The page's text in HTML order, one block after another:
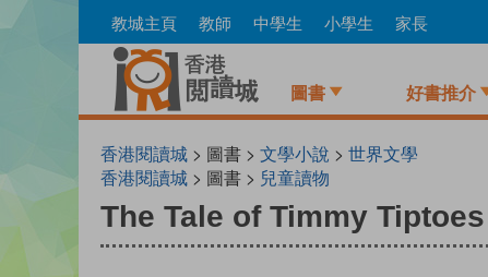
to
教城主頁 教師 中學生 小學生 家長
圖書 好書推介
香港閱讀城 > 圖書 > 文學小說 > 世界文學
香港閱讀城 > 圖書 > 兒童讀物
The Tale of Timmy Tiptoes